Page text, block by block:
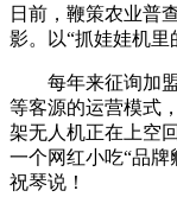
日前，鞭策农业普
影。以“抓娃娃机里
每年来征询加盟
等客源的运营模式
架无人机正在上空
一个网红小吃“品牌
祝琴说！